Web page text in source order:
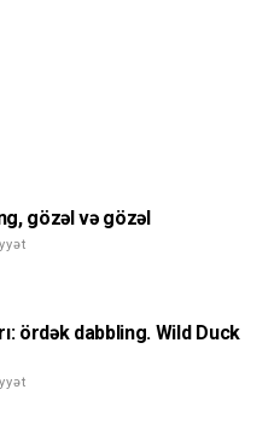
gözəl və gözəl
ördək dabbling. Wild Duck